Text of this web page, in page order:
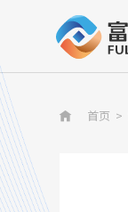
 首页 >